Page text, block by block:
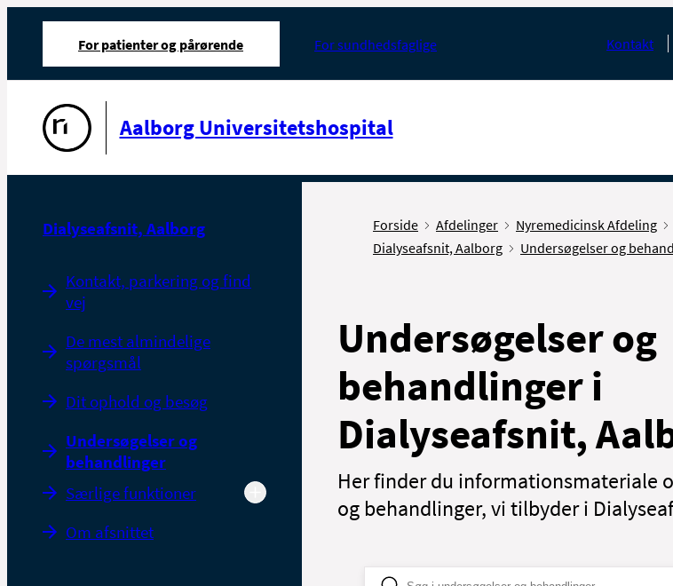
For patienter og pårørende For sundhedsfaglige Kontakt
Aalborg Universitetshospital
Dialyseafsnit, Aalborg
Kontakt, parkering og find
vej
De mest almindelige
spørgsmål
Dit ophold og besøg
Undersøgelser og
behandlinger
Særlige funktioner
Om afsnittet
Forside Afdelinger Nyremedicinsk Afdeling
Dialyseafsnit, Aalborg
Undersøgelser og
Undersøgelser og
behandlinger i
Dialyseafsnit,
Her finder du informationsmateriale
og behandlinger, vi tilbyder i